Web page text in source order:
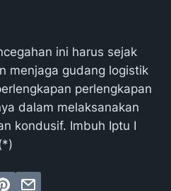
ini harus sejak
menjaga gudang logistik
perlengkapan
dalam melaksanakan
kondusif. Imbuh Iptu I